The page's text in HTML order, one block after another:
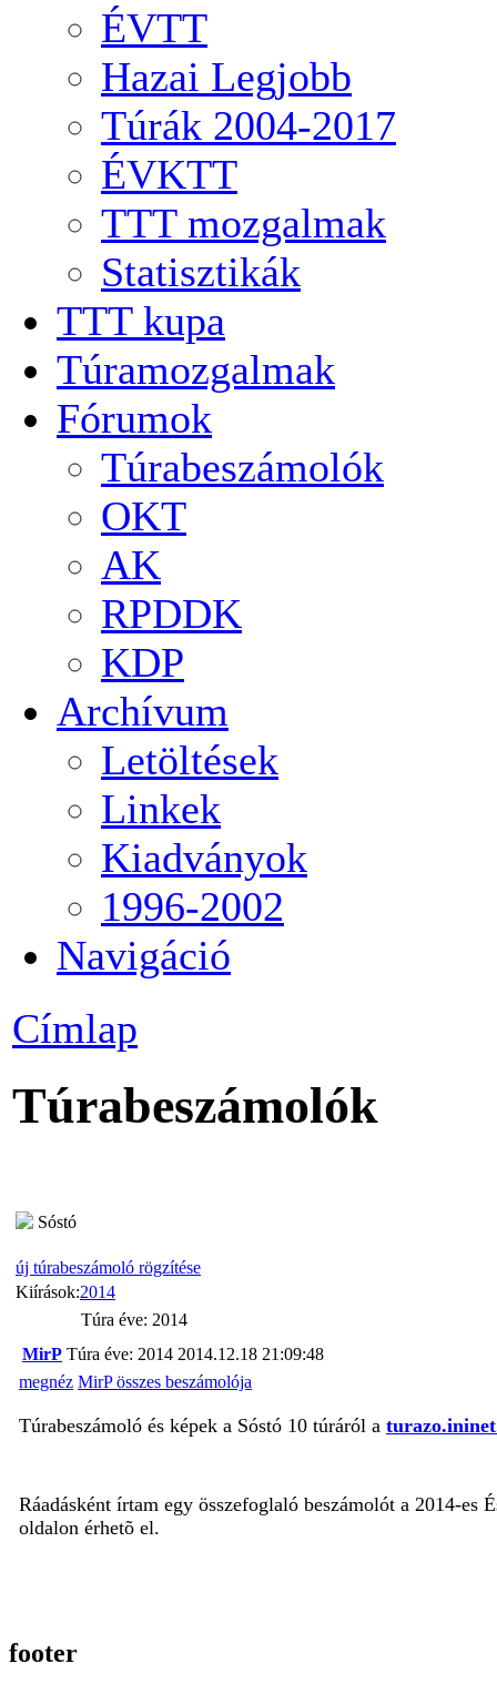
ÉVTT
Hazai Legjobb
Túrák 2004-2017
ÉVKTT
TTT mozgalmak
Statisztikák
TTT kupa
Túramozgalmak
Fórumok
Túrabeszámolók
OKT
AK
RPDDK
KDP
Archívum
Letöltések
Linkek
Kiadványok
1996-2002
Navigáció
Címlap
Túrabeszámolók
Sóstó
új túrabeszámoló rögzítése
Kiírások:2014
Túra éve: 2014
MirP Túra éve: 2014 2014.12.18 21:09:48
megnéz MirP összes beszámolója
Túrabeszámoló és képek a Sóstó 10 túráról a
Ráadásként írtam egy összefoglaló beszámolót a 2014-
oldalon érhetõ el.
footer